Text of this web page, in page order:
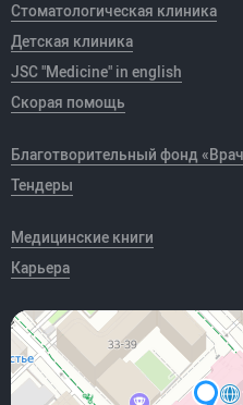
Стоматологическая клиника
Детская клиника
JSC "Medicine" in english
Скорая помощь
Благотворительный фонд
Тендеры
Медицинские книги
Карьера